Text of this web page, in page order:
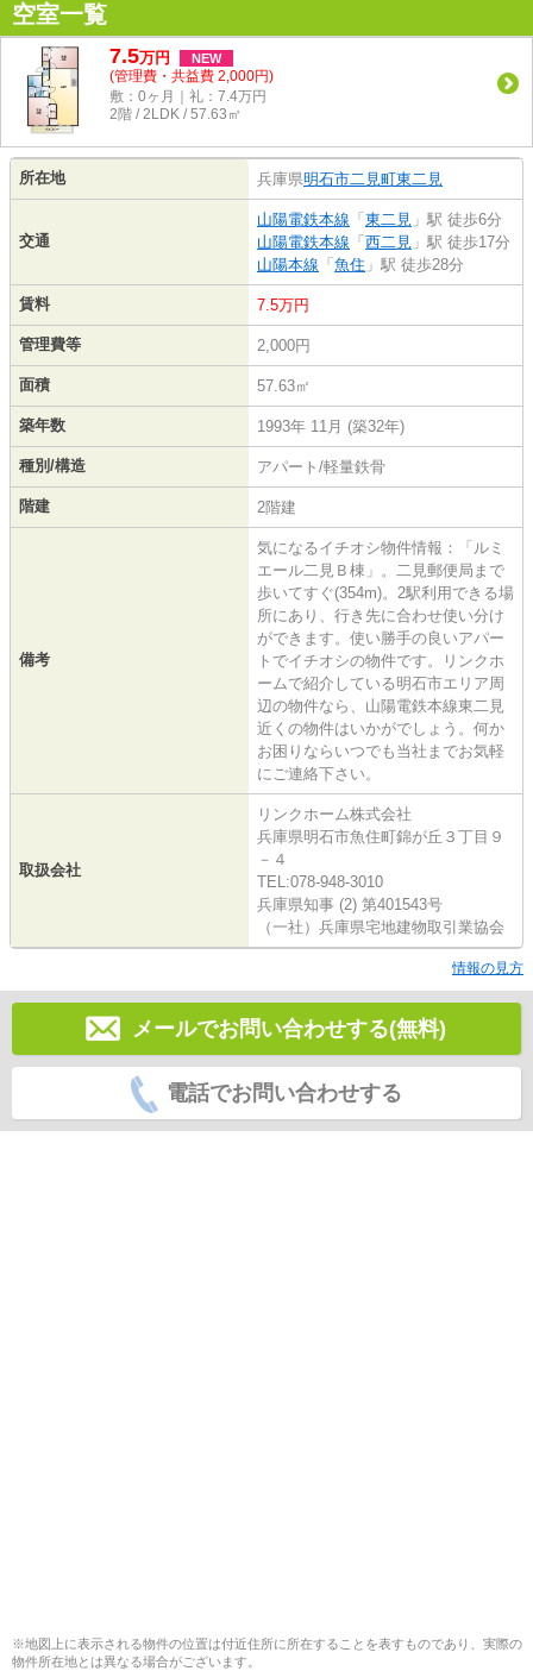
空室一覧
7.5万円 NEW
(管理費・共益費 2,000円)
敷：0ヶ月｜礼：7.4万円
2階 / 2LDK / 57.63㎡
所在地 兵庫県明石市二見町東二見
交通
山陽電鉄本線 「 東二見 」駅 徒歩6分
山陽電鉄本線 「 西二見 」駅 徒歩17分
山陽本線 「 魚住 」駅 徒歩28分
賃料 7.5万円
管理費等 2,000円
面積 57.63㎡
築年数 1993年 11月 (築32年)
種別/構造 アパート/軽量鉄骨
階建 2階建
備考
気になるイチオシ物件情報：「ルミ
エール二見Ｂ棟」。二見郵便局まで
歩いてすぐ(354m)。2駅利用できる場
所にあり、行き先に合わせ使い分け
ができます。使い勝手の良いアパー
トでイチオシの物件です。リンクホ
ームで紹介している明石市エリア周
辺の物件なら、山陽電鉄本線東二見
近くの物件はいかがでしょう。何か
お困りならいつでも当社までお気軽
にご連絡下さい。
取扱会社
リンクホーム株式会社
兵庫県明石市魚住町錦が丘３丁目９
－４
TEL:078-948-3010
兵庫県知事 (2) 第401543号
（一社）兵庫県宅地建物取引業協会
情報の見方
メールでお問い合わせする(無料)
電話でお問い合わせする
※地図上に表示される物件の位置は付近住所に所在することを表すものであり、実際の
物件所在地とは異なる場合がございます。